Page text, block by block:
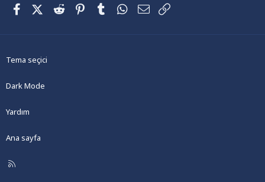
FacebookX (Twitter)
Reddit PinterestTumblrWhatsApp
E-posta
Tema seçici
Dark Mode
Yardım
Ana sayfa
R